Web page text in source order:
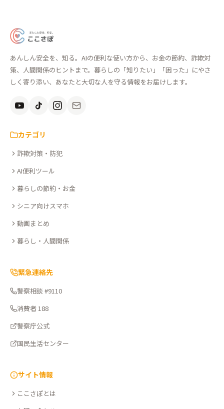
あ
ん
し
ん
全
知
こ
こ
ぽ
あんしん安全を、知る。AIの便利な使い方から、お金の節約、詐欺対
策、人間関係のヒントまで。暮らしの「知りたい」「困った」にやさ
しく寄り添い、あなたと大切な人を守る情報をお届けします。
カテゴリ
詐欺対策・防犯
AI便利ツール
暮らしの節約・お金
シニア向けスマホ
動画まとめ
暮らし・人間関係
緊急連絡先
警察相談 #9110
消費者 188
警察庁公式
国民生活センター
サイト情報
ここさぽとは